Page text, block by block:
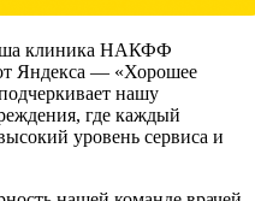
клиника НАКФФ
Яндекса — «Хорошее
нашу
где каждый
уровень сервиса и